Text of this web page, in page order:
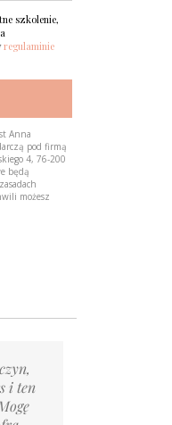
szkolenie,
regulaminie
Anna
pod firmą
4, 76-200
będą
możesz
i ten
być